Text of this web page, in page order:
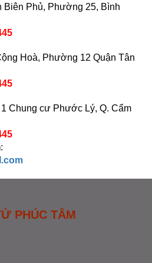
Biên Phủ, Phường 25, Bình
Hoà, Phường 12 Quận Tân
1 Chung cư Phước Lý, Q. Cẩm
PHÚC TÂM